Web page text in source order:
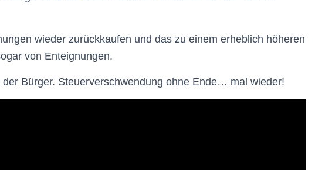
wieder zurückkaufen und das zu einem erheblich höheren
von Enteignungen.
Bürger. Steuerverschwendung ohne Ende… mal wieder!